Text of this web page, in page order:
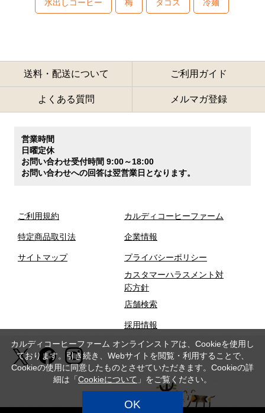
水出しコーヒー 梅 タコス 冷麺
送料・配送について ご利用ガイド
よくある質問 メルマガ登録
営業時間
日曜定休
お問い合わせ受付時間 9:00～18:00
お問い合わせへの回答は翌営業日となります。
ご利用規約
特定商品取引法
サイトマップ
カルディコーヒーファーム
企業情報
プライバシーポリシー
カスタマーハラスメント対
応方針
店舗検索
採用情報
カルディコーヒーファーム オンラインストアは、Cookieを使用し
ております。引き続き、Webサイトを閲覧・利用することで、
Cookieの使用に同意したものとさせていただきます。Cookieの詳
細は「Cookieについて 」をご覧ください。
OK